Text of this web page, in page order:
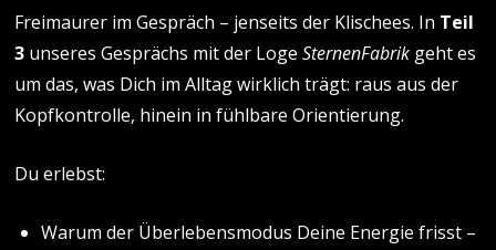
Freimaurer im Gespräch – jenseits der Klischees. In Teil
3 unseres Gesprächs mit der LogeSternenFabrik geht es
um das, was Dich im Alltag wirklich trägt: raus aus der
Kopfkontrolle, hinein in fühlbare Orientierung.
Du erlebst:
Warum der Überlebensmodus Deine Energie frisst –